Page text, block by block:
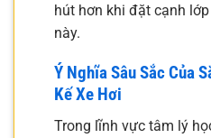
hút hơn khi đặt cạnh
này.
Ý Nghĩa Sâu Sắc Của
Kế Xe Hơi
Trong lĩnh vực tâm lý